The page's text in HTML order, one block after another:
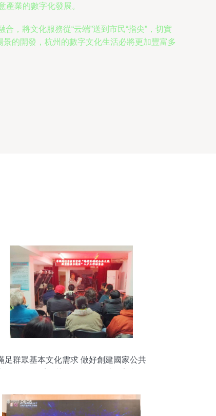
業的數字化發展。
，將文化服務從“云端”送到市民“指尖”，切實
的開發，杭州的數字文化生活必將更加豐富多
足群眾基本文化需求 做好創建國家公共